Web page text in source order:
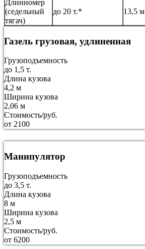
Длинномер
(седельный
тягач)
до 20 т.* 13,5 м
Газель грузовая, удлиненная
Грузоподъемность
до 1,5 т.
Длина кузова
4,2 м
Ширина кузова
2,06 м
Стоимость/руб.
от 2100
Манипулятор
Грузоподъемность
до 3,5 т.
Длина кузова
8 м
Ширина кузова
2,5 м
Стоимость/руб.
от 6200